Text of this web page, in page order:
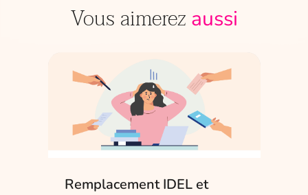
Vous aimerez aussi
Remplacement IDEL et